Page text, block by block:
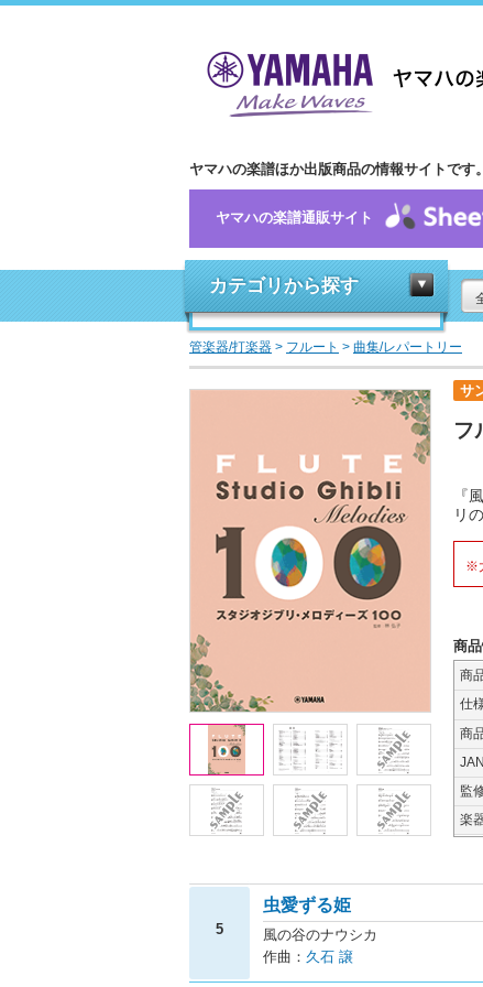
ヤマハの楽譜ほか出版商品の情報サイトです。
ヤマハの楽譜通販サイト
カテゴリから探す
管楽器/打楽器 > フルート > 曲集/レパートリー
サ
フ
『
リ
※
商
商
仕
商
監
楽
5
虫愛ずる姫
風の谷のナウシカ
作曲： 久石 譲